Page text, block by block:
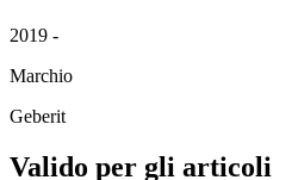
2019 -
Marchio
Geberit
Valido per gli articoli